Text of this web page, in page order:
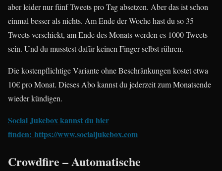
aber leider nur fünf Tweets pro Tag absetzen. Aber das ist schon
einmal besser als nichts. Am Ende der Woche hast du so 35
Tweets verschickt, am Ende des Monats werden es 1000 Tweets
sein. Und du musstest dafür keinen Finger selbst rühren.
Die kostenpflichtige Variante ohne Beschränkungen kostet etwa
10€ pro Monat. Dieses Abo kannst du jederzeit zum Monatsende
wieder kündigen.
Social Jukebox kannst du hier
finden: https://www.socialjukebox.com
Crowdfire – Automatische